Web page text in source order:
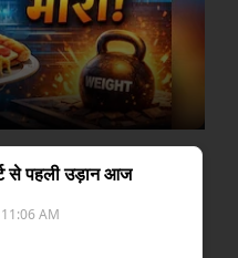
से पहली उड़ान आज
AM